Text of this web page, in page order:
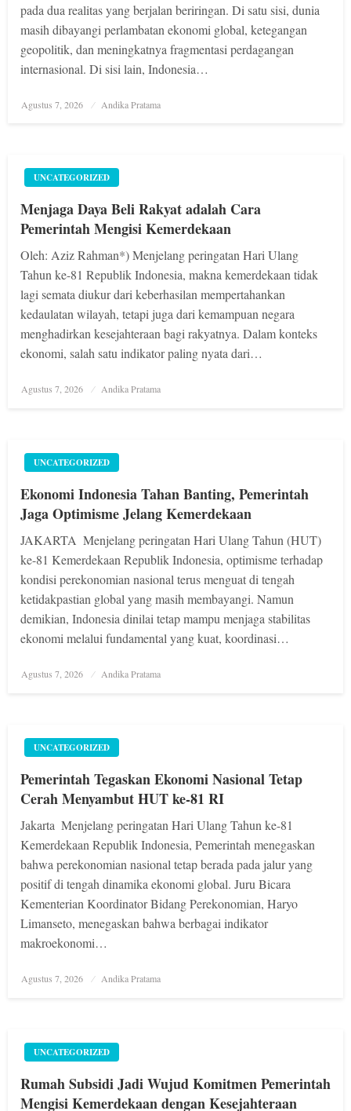
pada dua realitas yang berjalan beriringan. Di satu sisi, dunia
masih dibayangi perlambatan ekonomi global, ketegangan
geopolitik, dan meningkatnya fragmentasi perdagangan
internasional. Di sisi lain, Indonesia…
Posted
Agustus 7, 2026 Andika Pratama
UNCATEGORIZED
Menjaga Daya Beli Rakyat adalah Cara
Pemerintah Mengisi Kemerdekaan
Oleh: Aziz Rahman*) Menjelang peringatan Hari Ulang
Tahun ke-81 Republik Indonesia, makna kemerdekaan tidak
lagi semata diukur dari keberhasilan mempertahankan
kedaulatan wilayah, tetapi juga dari kemampuan negara
menghadirkan kesejahteraan bagi rakyatnya. Dalam konteks
ekonomi, salah satu indikator paling nyata dari…
Posted
Agustus 7, 2026 Andika Pratama
UNCATEGORIZED
Ekonomi Indonesia Tahan Banting, Pemerintah
Jaga Optimisme Jelang Kemerdekaan
JAKARTA  Menjelang peringatan Hari Ulang Tahun (HUT)
ke-81 Kemerdekaan Republik Indonesia, optimisme terhadap
kondisi perekonomian nasional terus menguat di tengah
ketidakpastian global yang masih membayangi. Namun
demikian, Indonesia dinilai tetap mampu menjaga stabilitas
ekonomi melalui fundamental yang kuat, koordinasi…
Posted
Agustus 7, 2026 Andika Pratama
UNCATEGORIZED
Pemerintah Tegaskan Ekonomi Nasional Tetap
Cerah Menyambut HUT ke-81 RI
Jakarta  Menjelang peringatan Hari Ulang Tahun ke-81
Kemerdekaan Republik Indonesia, Pemerintah menegaskan
bahwa perekonomian nasional tetap berada pada jalur yang
positif di tengah dinamika ekonomi global. Juru Bicara
Kementerian Koordinator Bidang Perekonomian, Haryo
Limanseto, menegaskan bahwa berbagai indikator
makroekonomi…
Posted
Agustus 7, 2026 Andika Pratama
UNCATEGORIZED
Rumah Subsidi Jadi Wujud Komitmen Pemerintah
Mengisi Kemerdekaan dengan Kesejahteraan